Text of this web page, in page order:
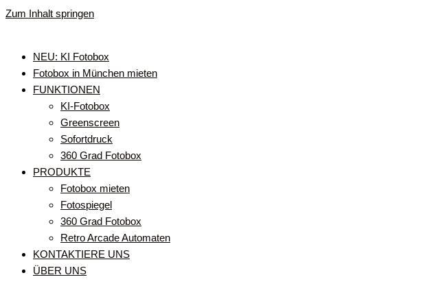
Zum Inhalt springen
NEU: KI Fotobox
Fotobox in München mieten
FUNKTIONEN
KI-Fotobox
Greenscreen
Sofortdruck
360 Grad Fotobox
PRODUKTE
Fotobox mieten
Fotospiegel
360 Grad Fotobox
Retro Arcade Automaten
KONTAKTIERE UNS
ÜBER UNS